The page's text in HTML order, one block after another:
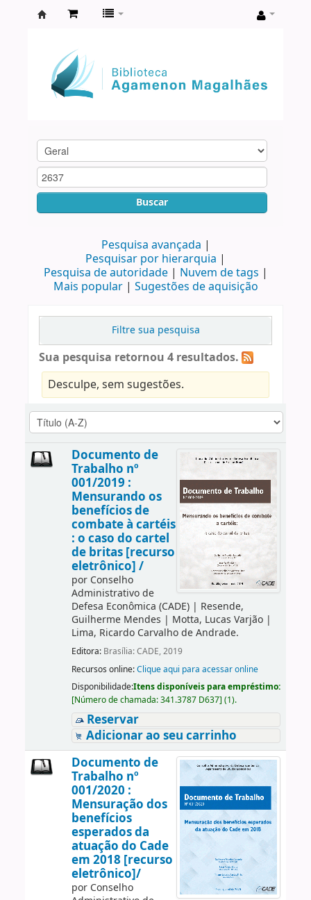
Agamenon
Magalhães
Buscar
Pesquisa avançada
Pesquisar por hierarquia
Pesquisa de autoridade
Nuvem de tags
Mais popular
Sugestões de aquisição
Filtre sua pesquisa
Sua pesquisa retornou 4 resultados.
Desculpe, sem sugestões.
Documento de
Trabalho nº
001/2019 :
Mensurando os
benefícios de
combate à cartéis
: o caso do cartel
de britas [recurso
eletrônico] /
por Conselho
Administrativo de
Defesa Econômica (CADE)| Resende,
Guilherme Mendes | Motta, Lucas Varjão|
Lima, Ricardo Carvalho de Andrade.
Editora: Brasília: CADE, 2019
Recursos online:Clique aqui para acessar online
Disponibilidade:Itens disponíveis para empréstimo:
[Número de chamada:341.3787 D637] (1).
Reservar
Adicionar ao seu carrinho
Documento de
Trabalho nº
001/2020 :
Mensuração dos
benefícios
esperados da
atuação do Cade
em 2018 [recurso
eletrônico]/
por Conselho